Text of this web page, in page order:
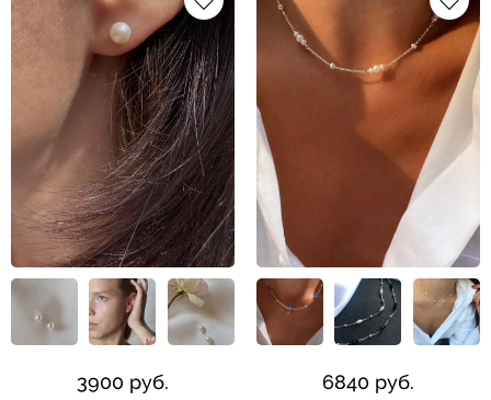
3900 руб. 6840 руб.